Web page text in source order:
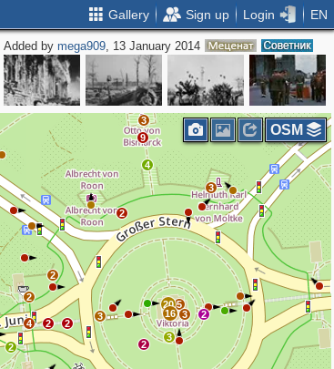
Gallery Sign up Login EN
Added bymega909, 13 January 2014
3
3
5
20
16
2
3
2
2
2
4 2 2
3
2
2
4
9
3
OSM